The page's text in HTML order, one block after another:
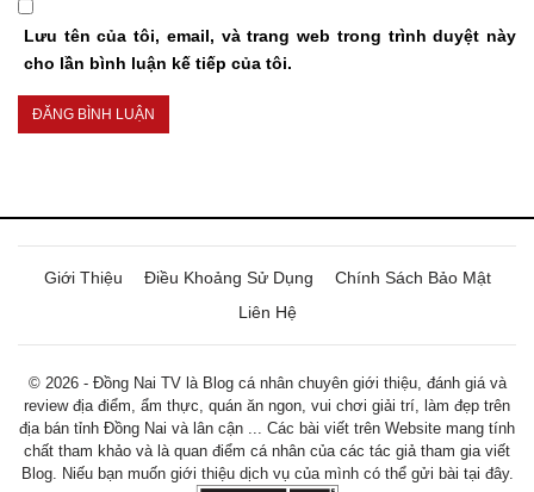
Lưu tên của tôi, email, và trang web trong trình duyệt này
cho lần bình luận kế tiếp của tôi.
Giới Thiệu Điều Khoảng Sử Dụng
Chính Sách Bảo Mật
Liên Hệ
© 2026 - Đồng Nai TV là Blog cá nhân chuyên giới thiệu, đánh giá và
review địa điểm, ẩm thực, quán ăn ngon, vui chơi giải trí, làm đẹp trên
địa bán tỉnh Đồng Nai và lân cận ... Các bài viết trên Website mang tính
chất tham khảo và là quan điểm cá nhân của các tác giả tham gia viết
Blog. Niếu bạn muốn giới thiệu dịch vụ của mình có thể gửi bài tại đây.